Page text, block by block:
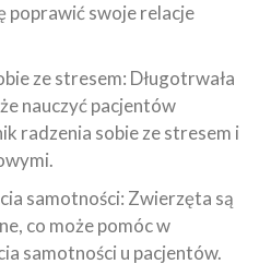
poprawić swoje relacje
ze stresem: Długotrwała
nauczyć pacjentów
radzenia sobie ze stresem i
samotności: Zwierzęta są
co może pomóc w
samotności u pacjentów.